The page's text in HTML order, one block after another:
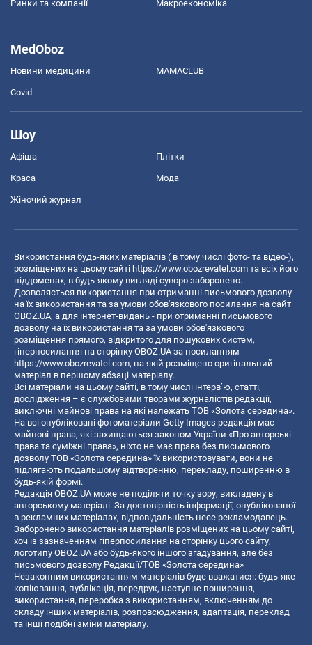
Ринки та компанії Макроекономіка
MedOboz
Новини медицини MAMACLUB
Covid
Шоу
Афіша Плітки
Краса Мода
Жіночий журнал
Використання будь-яких матеріалів ( в тому числі фото- та відео-),
розміщених на цьому сайті https://www.obozrevatel.com та всіх його
піддоменах, в будь-якому вигляді суворо заборонено.
Дозволяється використання при отриманні письмового дозволу
на їх використання та за умови обов'язкового посилання на сайт
OBOZ.UA, а для інтернет-видань - при отриманні письмового
дозволу на їх використання та за умови обов'язкового
розміщення прямого, відкритого для пошукових систем,
гіперпосилання на сторінку OBOZ.UA за посиланням
https://www.obozrevatel.com, на якій розміщено оригінальний
матеріал в першому абзаці матеріалу.
Всі матеріали на цьому сайті, в тому числі інтерв’ю, статті,
дослідження – є службовими творами журналістів редакції,
виключні майнові права на які належать ТОВ «Золота середина».
На всі опубліковані фотоматеріали Getty Images редакція має
майнові права, які захищаються законом України «Про авторські
права та суміжні права», ніхто не має права без письмового
дозволу ТОВ «Золота середина» їх використовувати, вони не
підлягають подальшому відтворенню, перекладу, поширенню в
будь-якій формі.
Редакція OBOZ.UA може не поділяти точку зору, викладену в
авторському матеріалі. За достовірність інформації, опублікованої
в рекламних матеріалах, відповідальність несе рекламодавець.
Заборонено використання матеріалів розміщених на цьому сайті,
хоч із зазначенням гіперпосилання на сторінку цього сайту,
логотипу OBOZ.UA або будь-якого іншого згадування, але без
письмового дозволу Редакції/ТОВ «Золота середина»
Незаконним використанням матеріалів буде вважатися: будь-яке
копiювання, публiкацiя, передрук, наступне поширення,
використання, переробка з використанням, включенням до
складу інших матеріалів, розповсюдження, адаптація, переклад
та інші подібні зміни матеріалу.